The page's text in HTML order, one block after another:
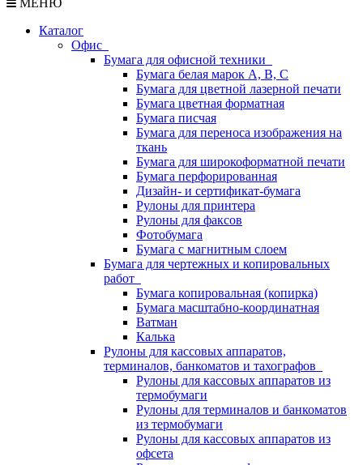
МЕНЮ
Каталог
Офис
Бумага для офисной техники
Бумага белая марок А, В, С
Бумага для цветной лазерной печати
Бумага цветная форматная
Бумага писчая
Бумага для переноса изображения на
ткань
Бумага для широкоформатной печати
Бумага перфорированная
Дизайн- и сертификат-бумага
Рулоны для принтера
Рулоны для факсов
Фотобумага
Бумага с магнитным слоем
Бумага для чертежных и копировальных
работ
Бумага копировальная (копирка)
Бумага масштабно-координатная
Ватман
Калька
Рулоны для кассовых аппаратов,
терминалов, банкоматов и тахографов
Рулоны для кассовых аппаратов из
термобумаги
Рулоны для терминалов и банкоматов
из термобумаги
Рулоны для кассовых аппаратов из
офсета